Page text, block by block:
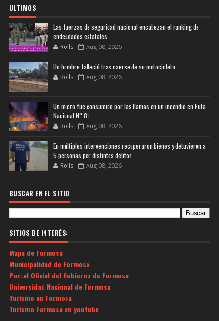
ULTIMOS
Las fuerzas de seguridad nacional encabezan el ranking de
endeudados estatales
Rolls Aug 08, 2026
Un hombre falleció tras caerse de su motocicleta
Rolls Aug 08, 2026
Un micro fue consumido por las llamas en un incendio en Ruta
Nacional N° 81
Rolls Aug 08, 2026
En múltiples intervenciones recuperaron bienes y detuvieron a
5 personas por distintos delitos
Rolls Aug 08, 2026
BUSCAR EN EL SITIO
SITIOS DE INTERÉS:
Mapa de Formosa
Municipalidad de Formosa
Portal Oficial del Gobierno de Formosa
Universidad Nacional de Formosa
Turismo en Formosa
Turismo Formosa en youtube